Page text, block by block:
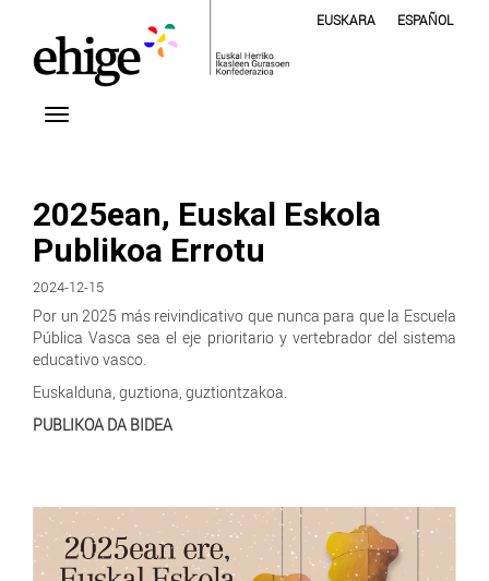
EUSKARA ESPAÑOL
2025ean, Euskal Eskola
Publikoa Errotu
2024-12-15
Por un 2025 más reivindicativo que nunca para que la Escuela
Pública Vasca sea el eje prioritario y vertebrador del sistema
educativo vasco.
Euskalduna, guztiona, guztiontzakoa.
PUBLIKOA DA BIDEA